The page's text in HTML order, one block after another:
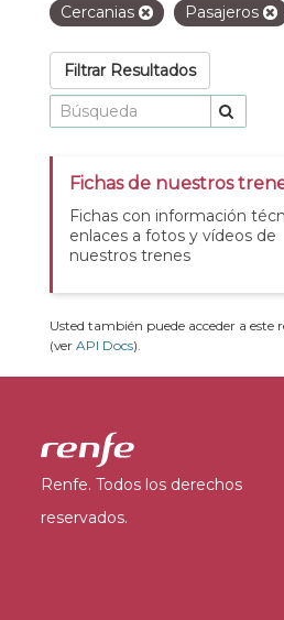
Cercanias
Pasajeros
Filtrar Resultados
Fichas de nuestros
Fichas con información
enlaces a fotos y vídeos de
nuestros trenes
Usted también puede acceder a este
(ver API Docs).
Renfe. Todos los derechos
reservados.